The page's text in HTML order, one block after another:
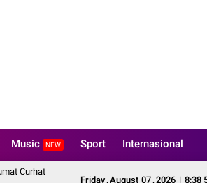
Music NEW Sport Internasional
Friday,August 07,2026 | 8:38
On The Spot di Pulau Tidung, Ajak Warga Perkuat